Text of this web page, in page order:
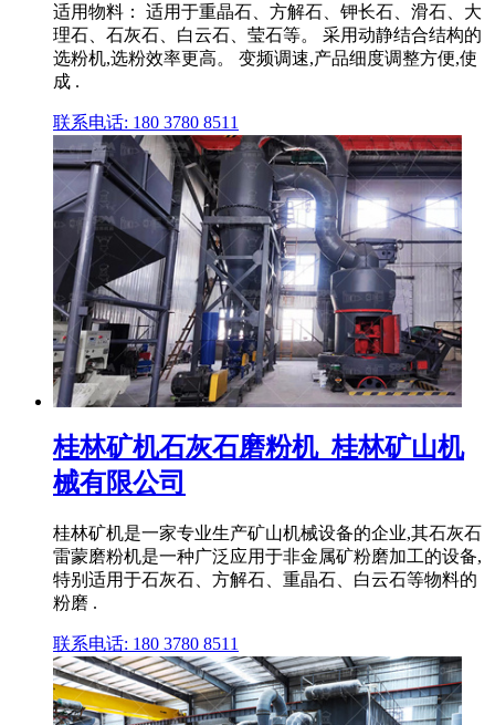
适用物料： 适用于重晶石、方解石、钾长石、滑石、大
理石、石灰石、白云石、莹石等。 采用动静结合结构的
选粉机,选粉效率更高。 变频调速,产品细度调整方便,使
成 .
联系电话: 180 3780 8511
桂林矿机石灰石磨粉机_桂林矿山机
械有限公司
桂林矿机是一家专业生产矿山机械设备的企业,其石灰石
雷蒙磨粉机是一种广泛应用于非金属矿粉磨加工的设备,
特别适用于石灰石、方解石、重晶石、白云石等物料的
粉磨 .
联系电话: 180 3780 8511